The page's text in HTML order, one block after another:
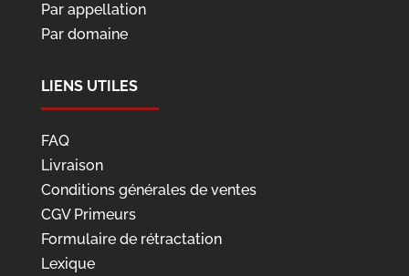
Par appellation
Par domaine
LIENS UTILES
FAQ
Livraison
Conditions générales de ventes
CGV Primeurs
Formulaire de rétractation
Lexique